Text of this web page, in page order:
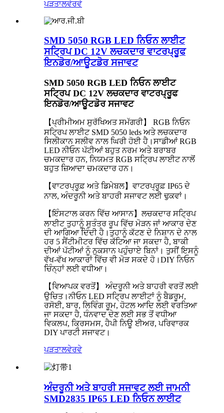
ਪੜਤਾਲਵੇਰਵੇ
SMD 5050 RGB LED ਨਿਓਨ ਲਾਈਟ
ਸਟ੍ਰਿਪ DC 12V ਲਚਕਦਾਰ ਵਾਟਰਪ੍ਰੂਫ
ਇਨਡੋਰ/ਆਊਟਡੋਰ ਸਜਾਵਟ
SMD 5050 RGB LED ਨਿਓਨ ਲਾਈਟ
ਸਟ੍ਰਿਪ DC 12V ਲਚਕਦਾਰ ਵਾਟਰਪ੍ਰੂਫ
ਇਨਡੋਰ/ਆਊਟਡੋਰ ਸਜਾਵਟ
【ਪ੍ਰੀਮੀਅਮ ਸੁਰੱਖਿਅਤ ਸਮੱਗਰੀ】 RGB ਨਿਓਨ
ਸਟ੍ਰਿਪ ਲਾਈਟ SMD 5050 leds ਅਤੇ ਲਚਕਦਾਰ
ਸਿਲੀਕਾਨ ਸਲੀਵ ਨਾਲ ਘਿਰੀ ਹੋਈ ਹੈ।ਸਾਡੀਆਂ RGB
LED ਨੀਓਨ ਪੱਟੀਆਂ ਬਹੁਤ ਨਰਮ ਅਤੇ ਬਰਾਬਰ
ਚਮਕਦਾਰ ਹਨ, ਨਿਯਮਤ RGB ਸਟ੍ਰਿਪ ਲਾਈਟ ਨਾਲੋਂ
ਬਹੁਤ ਜ਼ਿਆਦਾ ਚਮਕਦਾਰ ਹਨ।
【ਵਾਟਰਪ੍ਰੂਫ਼ ਅਤੇ ਡਿਮੇਬਲ】ਵਾਟਰਪ੍ਰੂਫ਼ IP65 ਦੇ
ਨਾਲ, ਅੰਦਰੂਨੀ ਅਤੇ ਬਾਹਰੀ ਸਜਾਵਟ ਲਈ ਢੁਕਵਾਂ।
【ਇੰਸਟਾਲ ਕਰਨ ਵਿੱਚ ਆਸਾਨ】ਲਚਕਦਾਰ ਸਟ੍ਰਿਪ
ਲਾਈਟ ਤੁਹਾਨੂੰ ਸੁਤੰਤਰ ਰੂਪ ਵਿੱਚ ਮੋੜਨ ਜਾਂ ਆਕਾਰ ਦੇਣ
ਦੀ ਆਗਿਆ ਦਿੰਦੀ ਹੈ।ਤੁਹਾਨੂੰ ਕੱਟਣ ਦੇ ਨਿਸ਼ਾਨ ਦੇ ਨਾਲ
ਹਰ 5 ਸੈਂਟੀਮੀਟਰ ਵਿੱਚ ਕੱਟਿਆ ਜਾ ਸਕਦਾ ਹੈ, ਬਾਕੀ
ਦੀਆਂ ਪੱਟੀਆਂ ਨੂੰ ਨੁਕਸਾਨ ਪਹੁੰਚਾਏ ਬਿਨਾਂ। ਤੁਸੀਂ ਇਸਨੂੰ
ਵੱਖ-ਵੱਖ ਆਕਾਰਾਂ ਵਿੱਚ ਵੀ ਮੋੜ ਸਕਦੇ ਹੋ।DIY ਨਿਓਨ
ਚਿੰਨ੍ਹਾਂ ਲਈ ਵਧੀਆ।
【ਵਿਆਪਕ ਵਰਤੋਂ】 ਅੰਦਰੂਨੀ ਅਤੇ ਬਾਹਰੀ ਵਰਤੋਂ ਲਈ
ਉਚਿਤ।ਨੀਓਨ LED ਸਟ੍ਰਿਪ ਲਾਈਟਾਂ ਨੂੰ ਬੈਡਰੂਮ,
ਰਸੋਈ, ਬਾਰ, ਲਿਵਿੰਗ ਰੂਮ, ਹੋਟਲ ਆਦਿ ਲਈ ਵਰਤਿਆ
ਜਾ ਸਕਦਾ ਹੈ, ਧੰਨਵਾਦ ਦੇਣ ਲਈ ਸਭ ਤੋਂ ਵਧੀਆ
ਵਿਕਲਪ, ਕ੍ਰਿਸਮਸ, ਹੈਪੀ ਨਿਊ ਈਅਰ, ਪਰਿਵਾਰਕ
DIY ਪਾਰਟੀ ਸਜਾਵਟ।
ਪੜਤਾਲਵੇਰਵੇ
ਅੰਦਰੂਨੀ ਅਤੇ ਬਾਹਰੀ ਸਜਾਵਟ ਲਈ ਜਾਮਨੀ
SMD2835 IP65 LED ਨਿਓਨ ਲਾਈਟ